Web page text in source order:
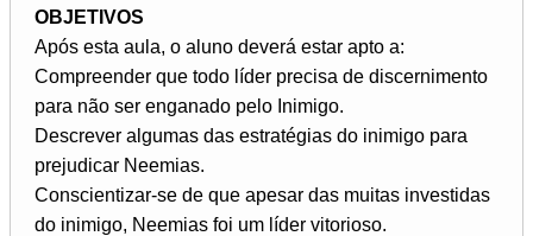
OBJETIVOS
Após esta aula, o aluno deverá estar apto a:
Compreender que todo líder precisa de discernimento
para não ser enganado pelo Inimigo.
Descrever algumas das estratégias do inimigo para
prejudicar Neemias.
Conscientizar-se de que apesar das muitas investidas
do inimigo, Neemias foi um líder vitorioso.